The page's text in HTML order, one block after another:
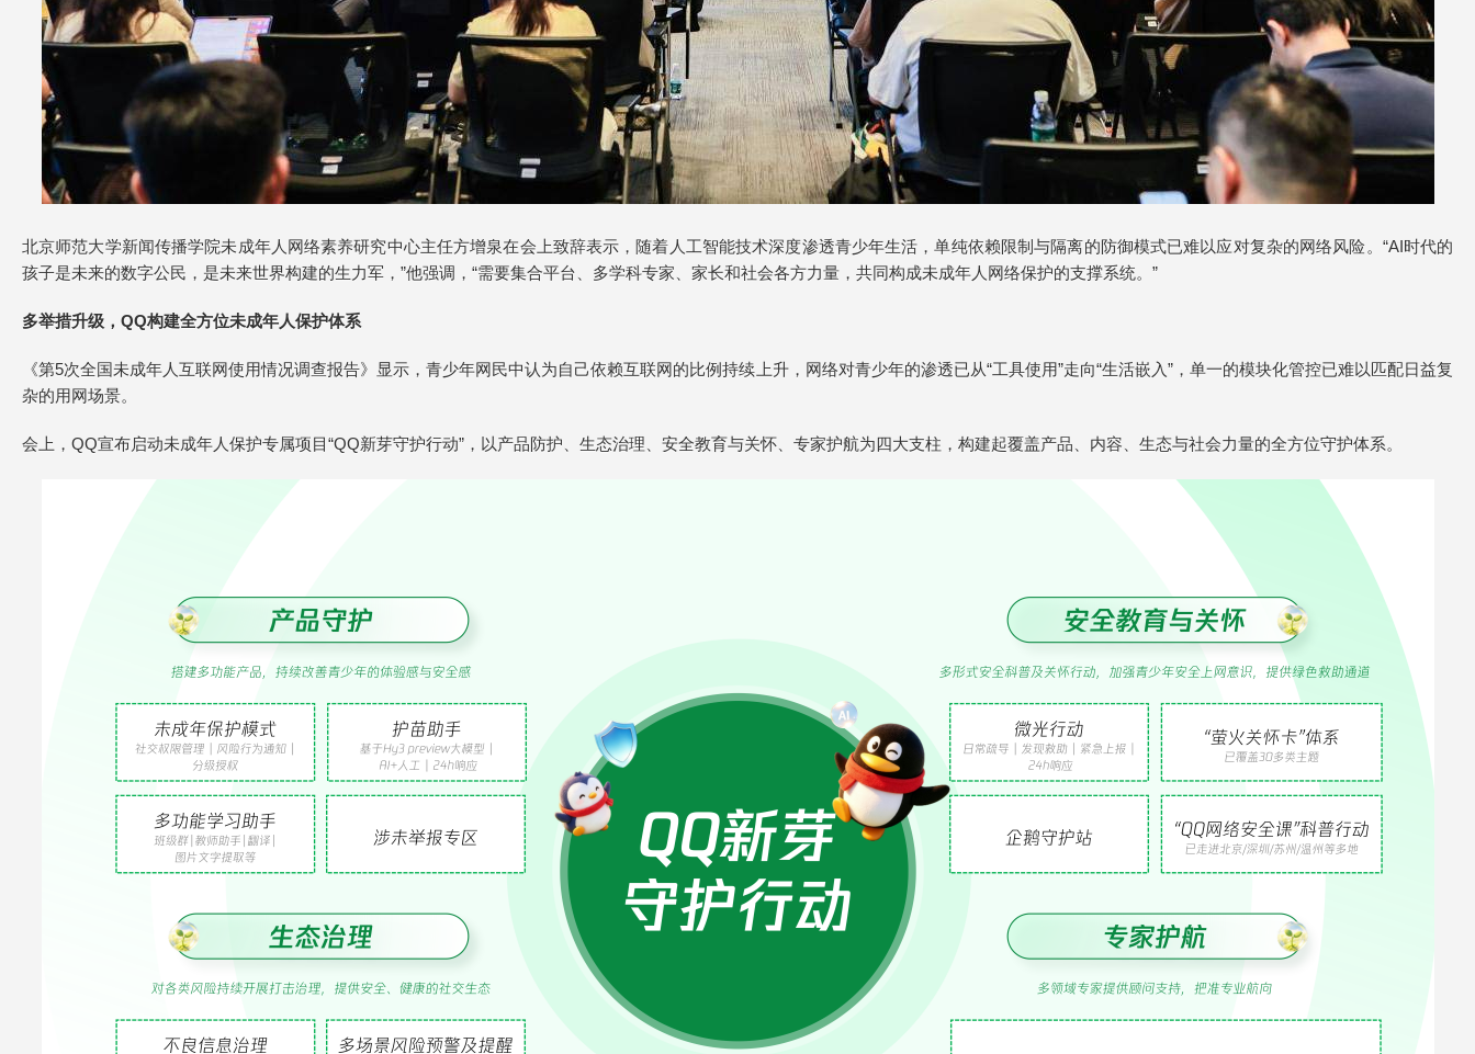
北京师范大学新闻传播学院未成年人网络素养研究中心主任方增泉在会上致辞表示，随着人工智能技术深度渗透青少年生活，单纯依赖限制与隔离的防御模式已难以应对复杂的网络风险。“AI时代的
孩子是未来的数字公民，是未来世界构建的生力军，”他强调，“需要集合平台、多学科专家、家长和社会各方力量，共同构成未成年人网络保护的支撑系统。”
多举措升级，QQ构建全方位未成年人保护体系
《第5次全国未成年人互联网使用情况调查报告》显示，青少年网民中认为自己依赖互联网的比例持续上升，网络对青少年的渗透已从“工具使用”走向“生活嵌入”，单一的模块化管控已难以匹配日益复
杂的用网场景。
会上，QQ宣布启动未成年人保护专属项目“QQ新芽守护行动”，以产品防护、生态治理、安全教育与关怀、专家护航为四大支柱，构建起覆盖产品、内容、生态与社会力量的全方位守护体系。